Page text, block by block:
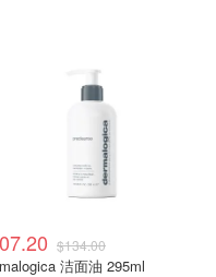
$134.00
洁面油 295ml